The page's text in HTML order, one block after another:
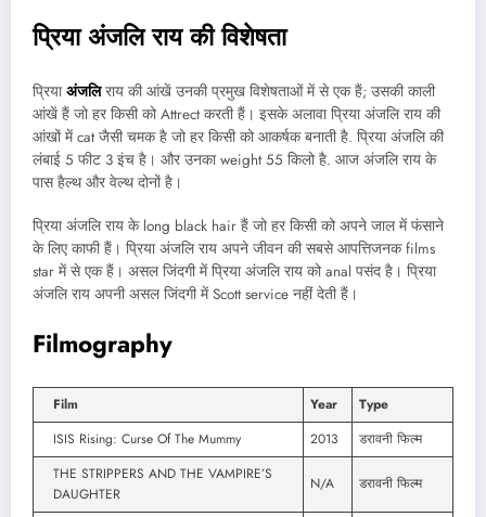
प्रिया अंजलि राय की विशेषता
प्रियाअंजलिराय की आंखें उनकी प्रमुख विशेषताओं में से एक हैं; उसकी काली
आंखें हैं जो हर किसी को Attrect करती हैं। इसके अलावा प्रिया अंजलि राय की
आंखों में cat जैसी चमक है जो हर किसी को आकर्षक बनाती है. प्रिया अंजलि की
लंबाई 5 फीट 3 इंच है। और उनका weight 55 किलो है. आज अंजलि राय के
पास हैल्थ और वेल्थ दोनों है।
प्रिया अंजलि राय के long black hair हैं जो हर किसी को अपने जाल में फंसाने
के लिए काफी हैं। प्रिया अंजलि राय अपने जीवन की सबसे आपत्तिजनक films
star में से एक हैं। असल जिंदगी में प्रिया अंजलि राय को anal पसंद है। प्रिया
अंजलि राय अपनी असल जिंदगी में Scott service नहीं देती हैं।
Filmography
Film Year
Type
ISIS Rising: Curse Of The Mummy
2013
डरावनी फिल्म
THE STRIPPERS AND THE VAMPIRE’S
DAUGHTER
N/A डरावनी फिल्म